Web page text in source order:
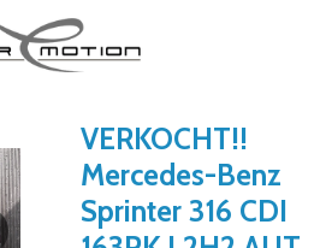
VERKOCHT!!
Mercedes-Benz
Sprinter 316 CDI